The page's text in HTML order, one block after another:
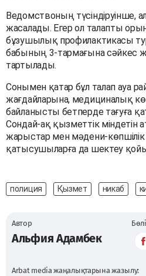
Ведомствоның түсіндіруінше,
жасалады. Егер ол талапты
бұзушылық профилактикасы
бабының 3-тармағына сәйкес
тартылады.
Сонымен қатар бұл талап ауа
жағдайларына, медициналық
байланысты бетперде тағуға
Сондай-ақ қызметтік міндетін
жарыстар мен мәдени-көпшілік
қатысушыларға да шектеу
полиция Қызмет никаб
Автор
Альфия Адамбек
Arbat media жаңалықтарына жазылу: